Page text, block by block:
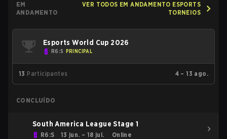
EM
ANDAMENTO
VER TODOS EM ANDAMENTO ESPORTS
TORNEIOS
Esports World Cup 2026
R6:S PRINCIPAL
13 Participantes 4 – 13 ago.
CONCLUÍDO
South America League Stage 1
R6:S 13 jun. – 18 jul. Online